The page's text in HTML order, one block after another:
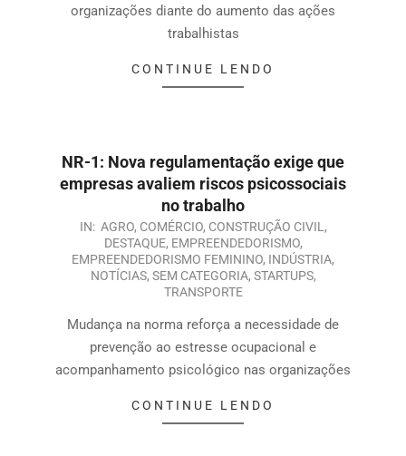
organizações diante do aumento das ações
trabalhistas
CONTINUE LENDO
NR-1: Nova regulamentação exige que
empresas avaliem riscos psicossociais
no trabalho
IN: AGRO, COMÉRCIO, CONSTRUÇÃO CIVIL ,
DESTAQUE, EMPREENDEDORISMO,
EMPREENDEDORISMO FEMININO, INDÚSTRIA,
NOTÍCIAS, SEM CATEGORIA, STARTUPS,
TRANSPORTE
Mudança na norma reforça a necessidade de
prevenção ao estresse ocupacional e
acompanhamento psicológico nas organizações
CONTINUE LENDO